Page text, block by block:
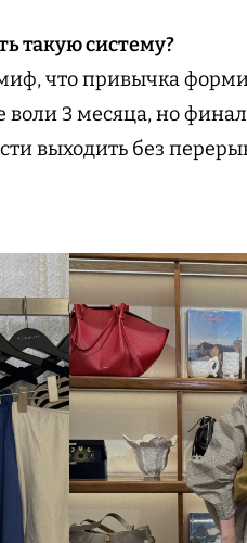
такую систему?
что привычка
воли 3 месяца, но
выходить без